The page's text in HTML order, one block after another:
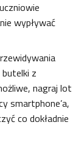
wypływać
z
nagraj lot
smartphone’a,
co dokładnie